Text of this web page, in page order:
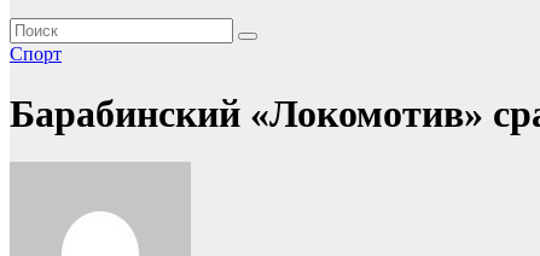
Спорт
Барабинский «Локомотив»